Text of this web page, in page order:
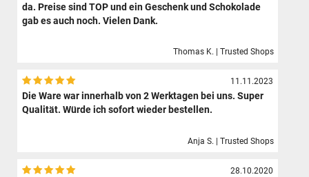
da. Preise sind TOP und ein Geschenk und Schokolade
gab es auch noch. Vielen Dank.
Thomas K. | Trusted Shops
11.11.2023
Die Ware war innerhalb von 2 Werktagen bei uns. Super
Qualität. Würde ich sofort wieder bestellen.
Anja S. | Trusted Shops
28.10.2020